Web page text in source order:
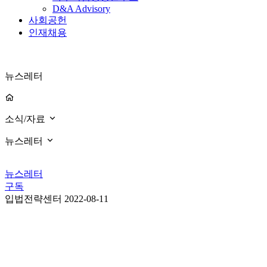
D&A Advisory
사회공헌
인재채용
뉴스레터
소식/자료
뉴스레터
뉴스레터
구독
입법전략센터 2022-08-11